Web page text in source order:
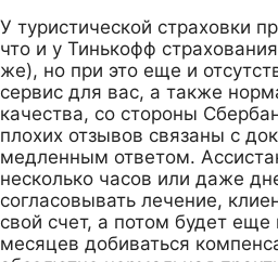
У туристической страховки
что и у Тинькофф
же), но при это еще и
сервис для вас, а также
качества, со стороны
плохих отзывов связаны с
медленным ответом.
несколько часов или даже
согласовывать лечение,
свой счет, а потом будет еще
месяцев добиваться